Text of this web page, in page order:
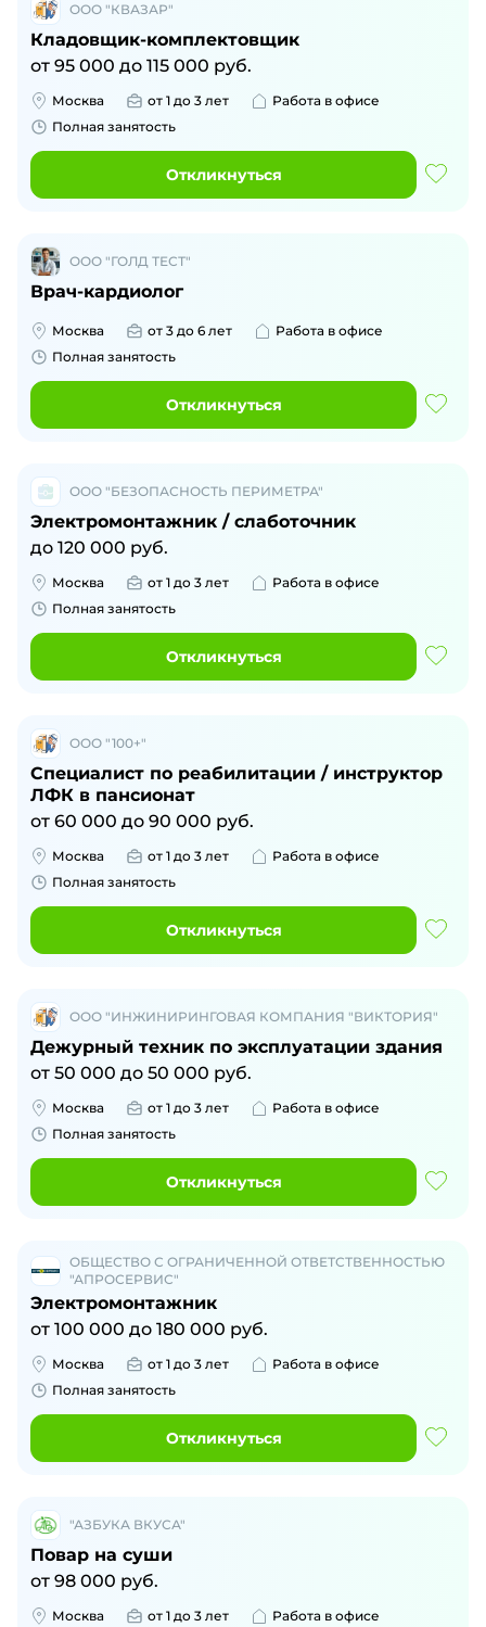
ООО "КВАЗАР"
Кладовщик-комплектовщик
от 95 000 до 115 000 руб.
Москва от 1 до 3 лет
Работа в офисе
Полная занятость
Откликнуться
ООО "ГОЛД ТЕСТ"
Врач-кардиолог
Москва от 3 до 6 лет
Работа в офисе
Полная занятость
Откликнуться
ООО "БЕЗОПАСНОСТЬ ПЕРИМЕТРА"
Электромонтажник / слаботочник
до 120 000 руб.
Москва от 1 до 3 лет
Работа в офисе
Полная занятость
Откликнуться
ООО "100+"
Специалист по реабилитации / инструктор
ЛФК в пансионат
от 60 000 до 90 000 руб.
Москва от 1 до 3 лет
Работа в офисе
Полная занятость
Откликнуться
ООО "ИНЖИНИРИНГОВАЯ КОМПАНИЯ "ВИКТОРИЯ"
Дежурный техник по эксплуатации здания
от 50 000 до 50 000 руб.
Москва от 1 до 3 лет
Работа в офисе
Полная занятость
Откликнуться
ОБЩЕСТВО С ОГРАНИЧЕННОЙ ОТВЕТСТВЕННОСТЬЮ
"АПРОСЕРВИС"
Электромонтажник
от 100 000 до 180 000 руб.
Москва от 1 до 3 лет
Работа в офисе
Полная занятость
Откликнуться
"АЗБУКА ВКУСА"
Повар на суши
от 98 000 руб.
Москва от 1 до 3 лет
Работа в офисе